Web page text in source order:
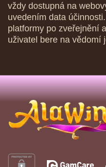
vždy dostupná na
uvedením data
platformy po zveřejnění
uživatel bere na vědomí